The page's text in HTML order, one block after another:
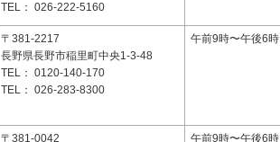
TEL： 026-222-5160
〒381-2217
長野県長野市稲里町中央1-3-48
TEL： 0120-140-170
TEL： 026-283-8300
午前9時〜午後6時
〒381-0042
午前9時〜午後6時